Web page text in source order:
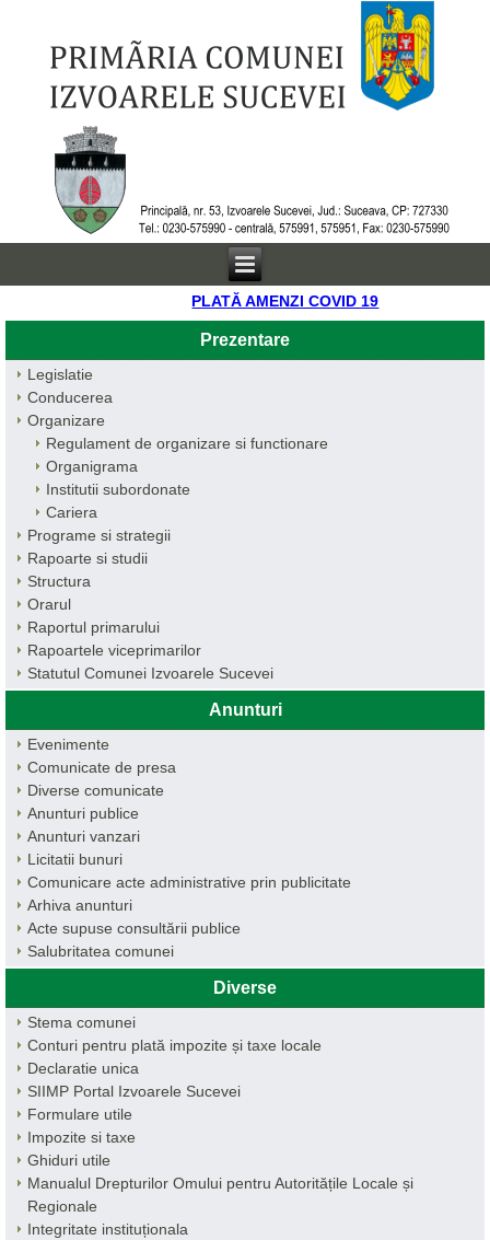
PLATĂ AMENZI COVID 19
Prezentare
Legislatie
Conducerea
Organizare
Regulament de organizare si functionare
Organigrama
Institutii subordonate
Cariera
Programe si strategii
Rapoarte si studii
Structura
Orarul
Raportul primarului
Rapoartele viceprimarilor
Statutul Comunei Izvoarele Sucevei
Anunturi
Evenimente
Comunicate de presa
Diverse comunicate
Anunturi publice
Anunturi vanzari
Licitatii bunuri
Comunicare acte administrative prin publicitate
Arhiva anunturi
Acte supuse consultării publice
Salubritatea comunei
Diverse
Stema comunei
Conturi pentru plată impozite și taxe locale
Declaratie unica
SIIMP Portal Izvoarele Sucevei
Formulare utile
Impozite si taxe
Ghiduri utile
Manualul Drepturilor Omului pentru Autoritățile Locale și
Regionale
Integritate instituționala